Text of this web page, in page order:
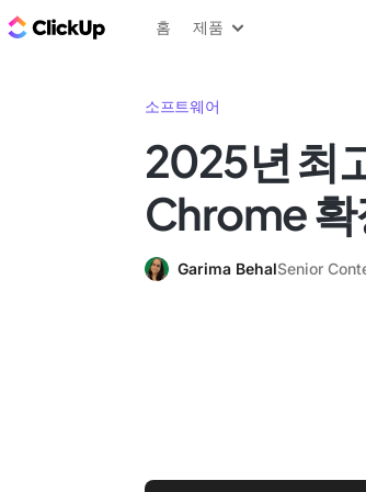
ClickUp 블로그
홈 제품
소프트웨어
2025년 최
Chrome 확
Garima BehalSenior